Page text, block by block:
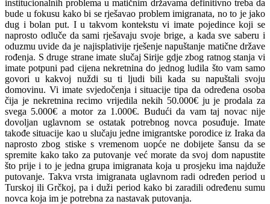
institucionalnih problema u matičnim državama definitivno treba da
bude u fokusu kako bi se rješavao problem imigranata, no to je jako
dug i bolan put. I u takvom kontekstu vi imate pojedince koji se
naprosto odluče da sami rješavaju svoje brige, a kada sve saberu i
oduzmu uvide da je najisplativije rješenje napuštanje matične države
rođenja. S druge strane imate slučaj Sirije gdje zbog ratnog stanja vi
imate potpuni pad cijena nekretnina do jednog ludila što vam samo
govori u kakvoj nuždi su ti ljudi bili kada su napuštali svoju
domovinu. Vi imate svjedočenja i situacije tipa da određena osoba
čija je nekretnina recimo vrijedila nekih 50.000€ ju je prodala za
svega 5.000€ a motor za 1.000€. Budući da vam taj novac nije
dovoljan uglavnom se ostatak potrebnog novca posuđuje. Imate
takođe situacije kao u slučaju jedne imigrantske porodice iz Iraka da
naprosto zbog stiske s vremenom uopće ne dobijete šansu da se
spremite kako tako za putovanje već morate da svoj dom napustite
što prije i to je jedna grupa imigranata koja u prosjeku ima najduže
putovanje. Takva vrsta imigranata uglavnom radi određen period u
Turskoj ili Grčkoj, pa i duži period kako bi zaradili određenu sumu
novca koja im je potrebna za nastavak putovanja.